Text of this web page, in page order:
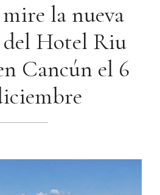
la nueva
Hotel Riu
Cancún el 6